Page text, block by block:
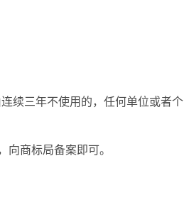
续三年不使用的，任何单位或者个
商标局备案即可。